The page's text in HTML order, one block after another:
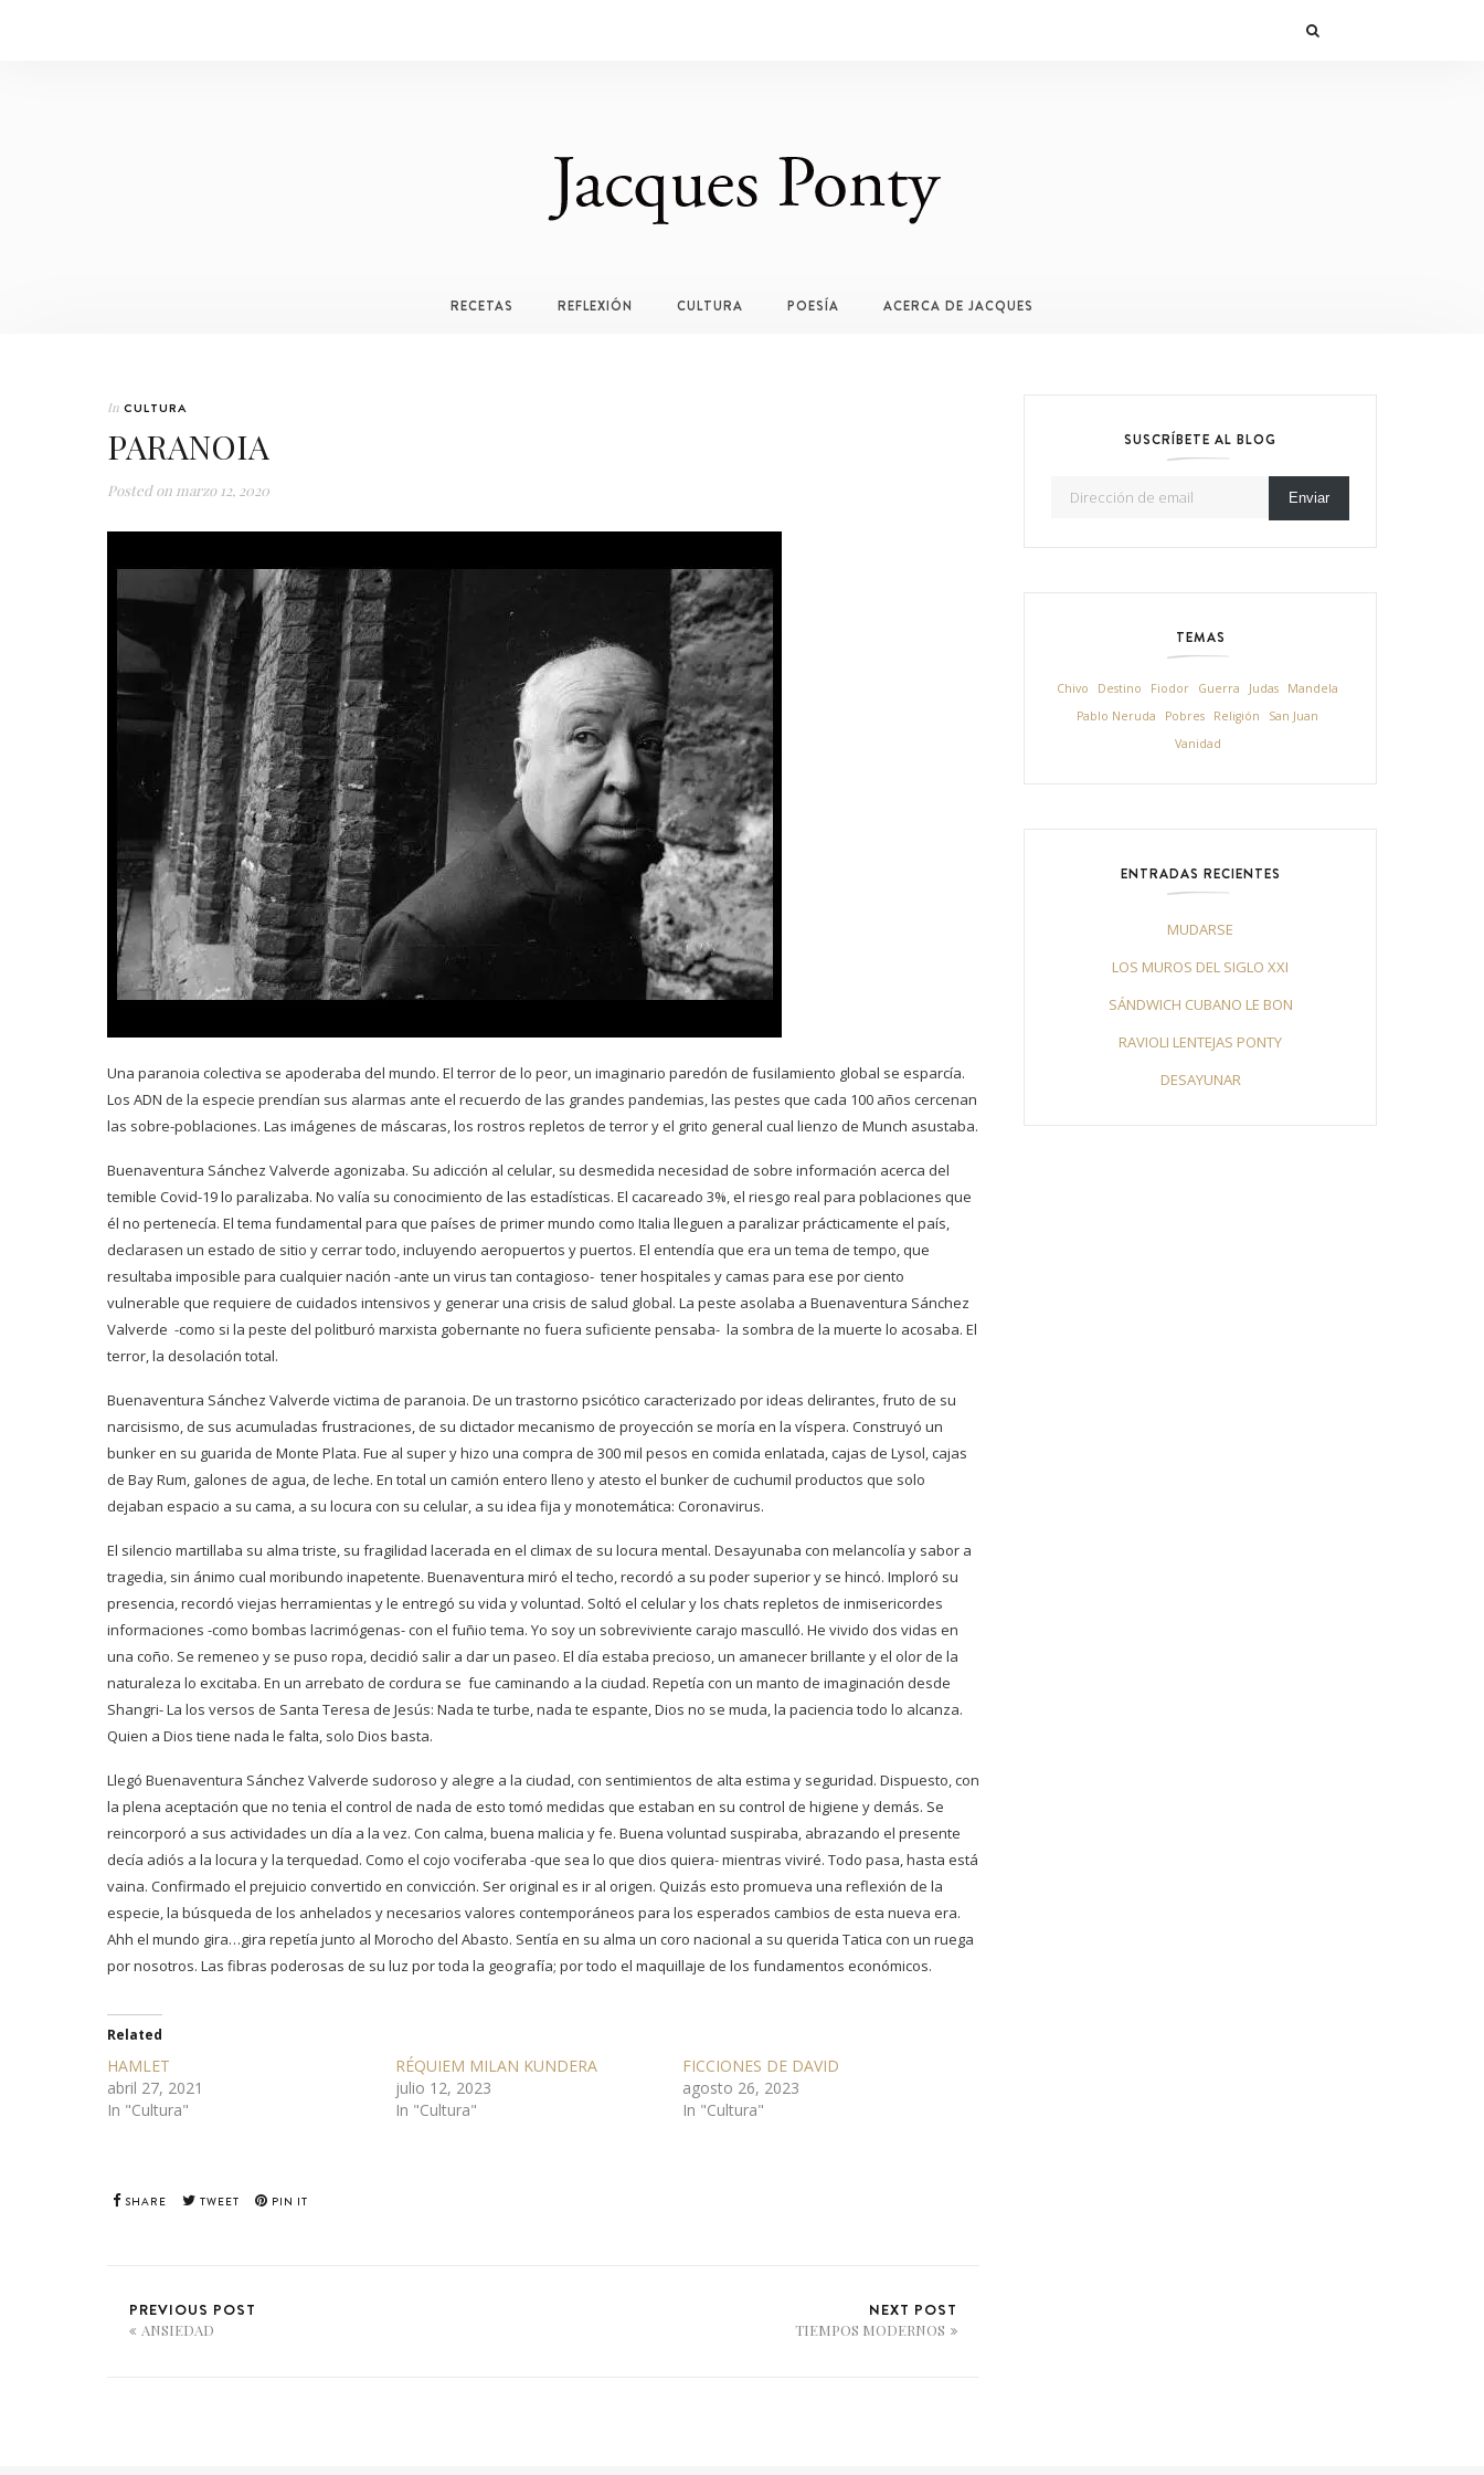
RECETAS REFLEXIÓN CULTURA POESÍA ACERCA DE JACQUES
In CULTURA
PARANOIA
Posted on marzo 12, 2020
Una paranoia colectiva se apoderaba del mundo. El terror de lo peor, un imaginario paredón de fusilamiento global se esparcía.
Los ADN de la especie prendían sus alarmas ante el recuerdo de las grandes pandemias, las pestes que cada 100 años cercenan
las sobre-poblaciones. Las imágenes de máscaras, los rostros repletos de terror y el grito general cual lienzo de Munch asustaba.
Buenaventura Sánchez Valverde agonizaba. Su adicción al celular, su desmedida necesidad de sobre información acerca del
temible Covid-19 lo paralizaba. No valía su conocimiento de las estadísticas. El cacareado 3%, el riesgo real para poblaciones que
él no pertenecía. El tema fundamental para que países de primer mundo como Italia lleguen a paralizar prácticamente el país,
declarasen un estado de sitio y cerrar todo, incluyendo aeropuertos y puertos. El entendía que era un tema de tempo, que
resultaba imposible para cualquier nación -ante un virus tan contagioso- tener hospitales y camas para ese por ciento
vulnerable que requiere de cuidados intensivos y generar una crisis de salud global. La peste asolaba a Buenaventura Sánchez
Valverde -como si la peste del politburó marxista gobernante no fuera suficiente pensaba- la sombra de la muerte lo acosaba. El
terror, la desolación total.
Buenaventura Sánchez Valverde victima de paranoia. De un trastorno psicótico caracterizado por ideas delirantes, fruto de su
narcisismo, de sus acumuladas frustraciones, de su dictador mecanismo de proyección se moría en la víspera. Construyó un
bunker en su guarida de Monte Plata. Fue al super y hizo una compra de 300 mil pesos en comida enlatada, cajas de Lysol, cajas
de Bay Rum, galones de agua, de leche. En total un camión entero lleno y atesto el bunker de cuchumil productos que solo
dejaban espacio a su cama, a su locura con su celular, a su idea fija y monotemática: Coronavirus.
El silencio martillaba su alma triste, su fragilidad lacerada en el climax de su locura mental. Desayunaba con melancolía y sabor a
tragedia, sin ánimo cual moribundo inapetente. Buenaventura miró el techo, recordó a su poder superior y se hincó. Imploró su
presencia, recordó viejas herramientas y le entregó su vida y voluntad. Soltó el celular y los chats repletos de inmisericordes
informaciones -como bombas lacrimógenas- con el fuñio tema. Yo soy un sobreviviente carajo masculló. He vivido dos vidas en
una coño. Se remeneo y se puso ropa, decidió salir a dar un paseo. El día estaba precioso, un amanecer brillante y el olor de la
naturaleza lo excitaba. En un arrebato de cordura se fue caminando a la ciudad. Repetía con un manto de imaginación desde
Shangri- La los versos de Santa Teresa de Jesús: Nada te turbe, nada te espante, Dios no se muda, la paciencia todo lo alcanza.
Quien a Dios tiene nada le falta, solo Dios basta.
Llegó Buenaventura Sánchez Valverde sudoroso y alegre a la ciudad, con sentimientos de alta estima y seguridad. Dispuesto, con
la plena aceptación que no tenia el control de nada de esto tomó medidas que estaban en su control de higiene y demás. Se
reincorporó a sus actividades un día a la vez. Con calma, buena malicia y fe. Buena voluntad suspiraba, abrazando el presente
decía adiós a la locura y la terquedad. Como el cojo vociferaba -que sea lo que dios quiera- mientras viviré. Todo pasa, hasta está
vaina. Confirmado el prejuicio convertido en convicción. Ser original es ir al origen. Quizás esto promueva una reflexión de la
especie, la búsqueda de los anhelados y necesarios valores contemporáneos para los esperados cambios de esta nueva era.
Ahh el mundo gira…gira repetía junto al Morocho del Abasto. Sentía en su alma un coro nacional a su querida Tatica con un ruega
por nosotros. Las fibras poderosas de su luz por toda la geografía; por todo el maquillaje de los fundamentos económicos.
Related
HAMLET
abril 27, 2021
In "Cultura"
RÉQUIEM MILAN KUNDERA
julio 12, 2023
In "Cultura"
FICCIONES DE DAVID
agosto 26, 2023
In "Cultura"
SHARE TWEET PIN IT
PREVIOUS POST
ANSIEDAD
NEXT POST
TIEMPOS MODERNOS
SUSCRÍBETE AL BLOG
Enviar
TEMAS
Chivo Destino Fiodor Guerra Judas
Mandela
Pablo Neruda
Pobres Religión
San Juan
Vanidad
ENTRADAS RECIENTES
MUDARSE
LOS MUROS DEL SIGLO XXI
SÁNDWICH CUBANO LE BON
RAVIOLI LENTEJAS PONTY
DESAYUNAR